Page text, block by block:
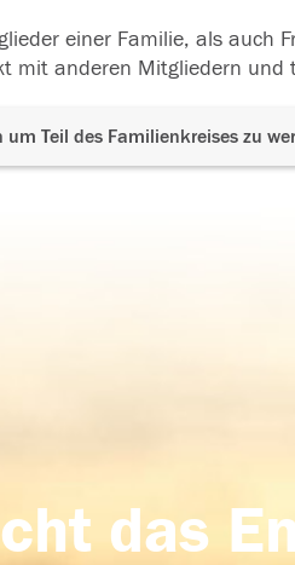
einer Familie, als auch
mit anderen Mitgliedern
um Teil des Familienkreises zu
das